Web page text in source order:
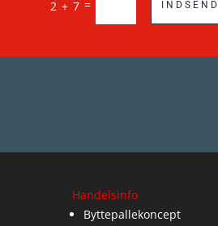
2 + 7 = INDSEND
Handelsinfo
Byttepallekoncept